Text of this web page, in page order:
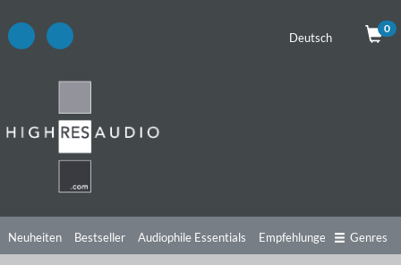
Deutsch
0
Neuheiten Bestseller Audiophile Essentials Empfehlungen Genres